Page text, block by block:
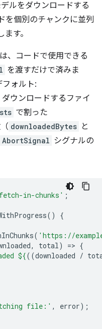
ルをダウンロードする
を個別のチャンクに並列
す。
は、コードで使用できる
を渡すだけで済みま
フォルト:
ダウンロードするファイ
で割った
downloadedBytes と
AbortSignal シグナルの
in-chunks' ;
()
{
( 'https://
, total) => {
${((downloaded /
file:' , error);